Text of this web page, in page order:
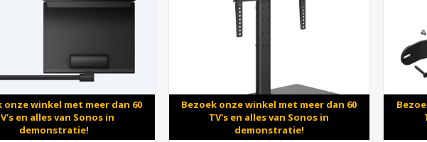
onze winkel met meer dan 60
en alles van Sonos in
demonstratie!
Bezoek onze winkel met meer dan 60
TV's en alles van Sonos in
demonstratie!